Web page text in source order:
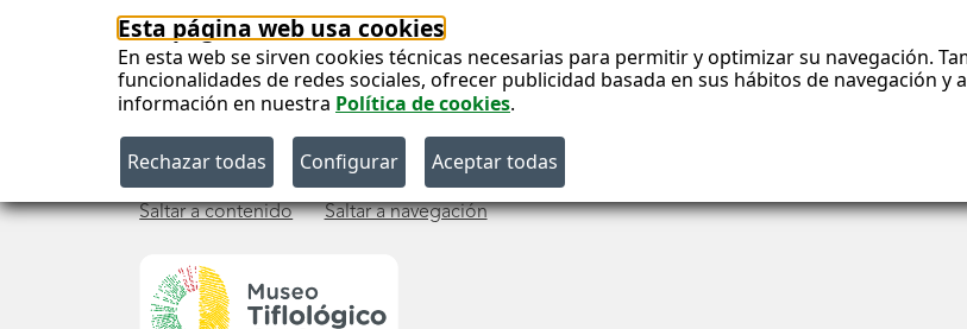
Esta página web usa cookies
En esta web se sirven cookies técnicas necesarias para permitir y optimizar su navegación.
funcionalidades de redes sociales, ofrecer publicidad basada en sus hábitos de navegación
información en nuestra Política de cookies.
Saltar a contenido Saltar a navegación